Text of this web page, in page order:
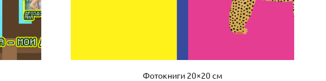
Фотокниги 20×20 см